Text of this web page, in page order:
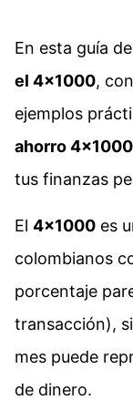
En esta guía
el 4×1000,
ejemplos
ahorro 4×1000
tus finanzas
El 4×1000 es
colombianos
porcentaje
transacción),
mes puede
de dinero.